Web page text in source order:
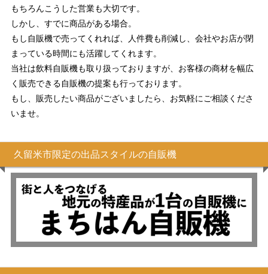
もちろんこうした営業も大切です。
しかし、すでに商品がある場合。
もし自販機で売ってくれれば、人件費も削減し、会社やお店が閉
まっている時間にも活躍してくれます。
当社は飲料自販機も取り扱っておりますが、お客様の商材を幅広
く販売できる自販機の提案も行っております。
もし、販売したい商品がございましたら、お気軽にご相談くださ
いませ。
久留米市限定の出品スタイルの自販機